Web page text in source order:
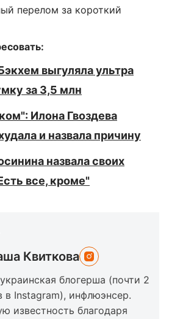
перелом за короткий
выгуляла ультра
за 3,5 млн
Илона Гвоздева
и назвала причину
назвала своих
все, кроме"
Квиткова
блогерша (почти 2
в Instagram), инфлюэнсер.
известность благодаря